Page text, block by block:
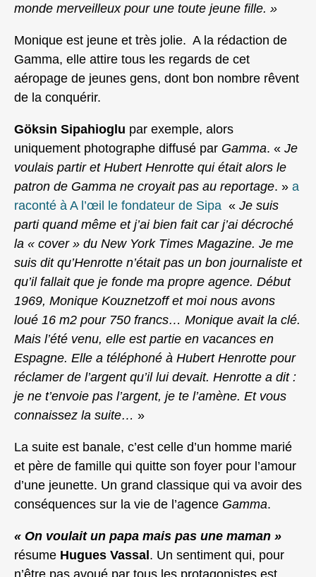
monde merveilleux pour une toute jeune fille. »
Monique est jeune et très jolie. A la rédaction de
Gamma, elle attire tous les regards de cet
aéropage de jeunes gens, dont bon nombre rêvent
de la conquérir.
Göksin Sipahioglu par exemple, alors
uniquement photographe diffusé par Gamma. « Je
voulais partir et Hubert Henrotte qui était alors le
patron de Gamma ne croyait pas au reportage. » a
raconté à A l’œil le fondateur de Sipa « Je suis
parti quand même et j’ai bien fait car j’ai décroché
la « cover » du New York Times Magazine. Je me
suis dit qu’Henrotte n’était pas un bon journaliste et
qu’il fallait que je fonde ma propre agence. Début
1969, Monique Kouznetzoff et moi nous avons
loué 16 m2 pour 750 francs… Monique avait la clé.
Mais l’été venu, elle est partie en vacances en
Espagne. Elle a téléphoné à Hubert Henrotte pour
réclamer de l’argent qu’il lui devait. Henrotte a dit :
je ne t’envoie pas l’argent, je te l’amène. Et vous
connaissez la suite… »
La suite est banale, c’est celle d’un homme marié
et père de famille qui quitte son foyer pour l’amour
d’une jeunette. Un grand classique qui va avoir des
conséquences sur la vie de l’agence Gamma.
« On voulait un papa mais pas une maman »
résume Hugues Vassal. Un sentiment qui, pour
n’être pas avoué par tous les protagonistes est